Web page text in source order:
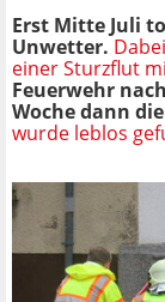
Erst Mitte Juli
Unwetter.
einer Sturzflut
Feuerwehr
Woche dann
wurde leblos